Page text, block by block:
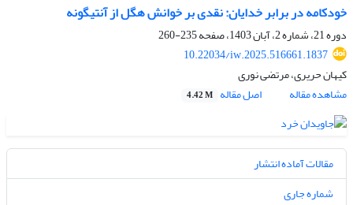
خودکامه در برابر خدایان: نقدی بر خوانش هگل از آنتیگونه
دوره 21، شماره 2، آبان 1403، صفحه
235-260
10.22034/iw.2025.516661.1837
کیهان حریری، مرتضی نوری
مشاهده مقاله
اصل مقاله 4.42 M
مقالات آماده انتشار
شماره جاری